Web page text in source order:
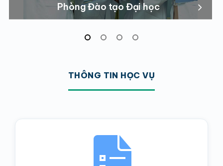
Phòng Đào tạo Đại học
THÔNG TIN HỌC VỤ